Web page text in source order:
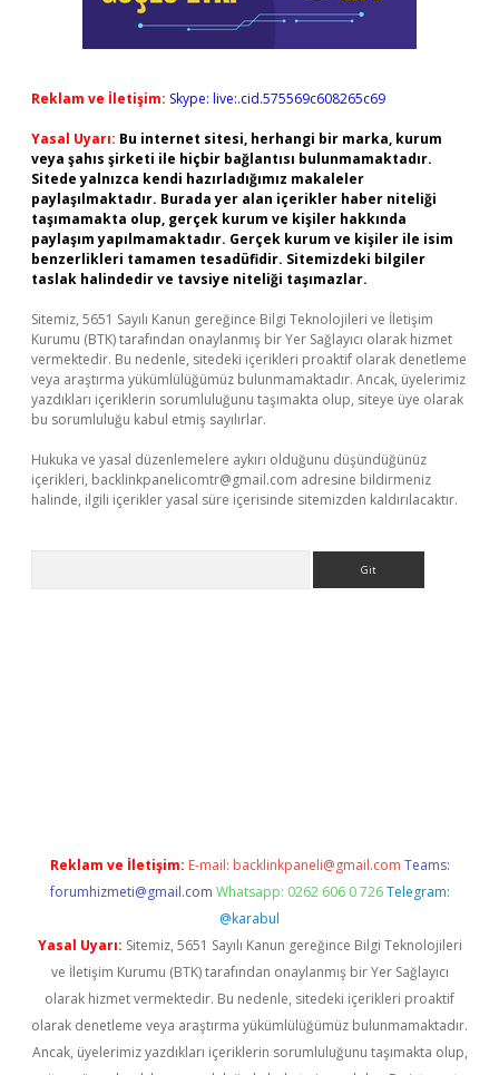
Reklam ve İletişim: Skype: live:.cid.575569c608265c69
Yasal Uyarı: Bu internet sitesi, herhangi bir marka, kurum
veya şahıs şirketi ile hiçbir bağlantısı bulunmamaktadır.
Sitede yalnızca kendi hazırladığımız makaleler
paylaşılmaktadır. Burada yer alan içerikler haber niteliği
taşımamakta olup, gerçek kurum ve kişiler hakkında
paylaşım yapılmamaktadır. Gerçek kurum ve kişiler ile isim
benzerlikleri tamamen tesadüfidir. Sitemizdeki bilgiler
taslak halindedir ve tavsiye niteliği taşımazlar.
Sitemiz, 5651 Sayılı Kanun gereğince Bilgi Teknolojileri ve İletişim
Kurumu (BTK) tarafından onaylanmış bir Yer Sağlayıcı olarak hizmet
vermektedir. Bu nedenle, sitedeki içerikleri proaktif olarak denetleme
veya araştırma yükümlülüğümüz bulunmamaktadır. Ancak, üyelerimiz
yazdıkları içeriklerin sorumluluğunu taşımakta olup, siteye üye olarak
bu sorumluluğu kabul etmiş sayılırlar.
Hukuka ve yasal düzenlemelere aykırı olduğunu düşündüğünüz
içerikleri, backlinkpanelicomtr@gmail.com adresine bildirmeniz
halinde, ilgili içerikler yasal süre içerisinde sitemizden kaldırılacaktır.
Reklam ve İletişim: E-mail: backlinkpaneli@gmail.com Teams:
forumhizmeti@gmail.com Whatsapp: 0262 606 0 726 Telegram:
@karabul
Yasal Uyarı: Sitemiz, 5651 Sayılı Kanun gereğince Bilgi Teknolojileri
ve İletişim Kurumu (BTK) tarafından onaylanmış bir Yer Sağlayıcı
olarak hizmet vermektedir. Bu nedenle, sitedeki içerikleri proaktif
olarak denetleme veya araştırma yükümlülüğümüz bulunmamaktadır.
Ancak, üyelerimiz yazdıkları içeriklerin sorumluluğunu taşımakta olup,